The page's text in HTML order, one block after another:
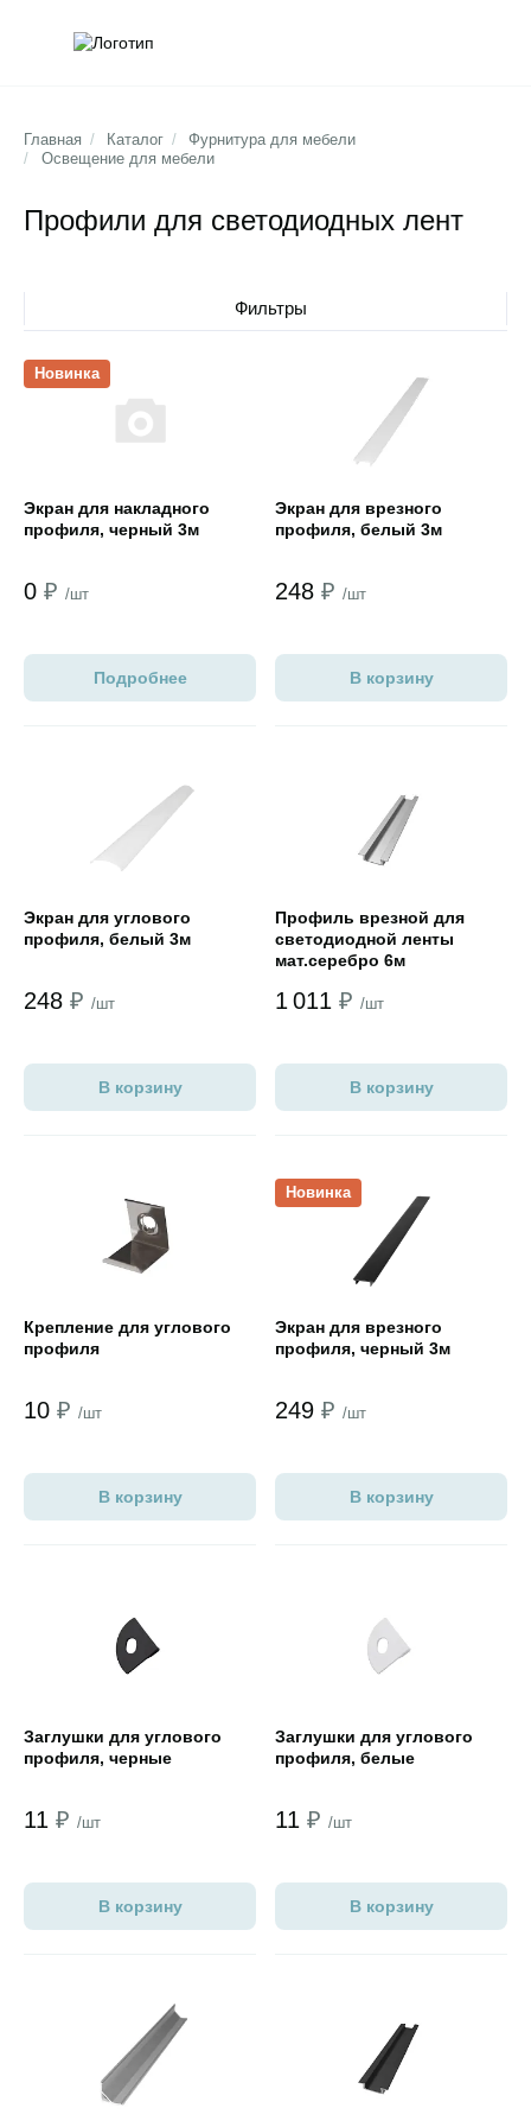
Главная / Каталог /
Фурнитура для мебели
/
Освещение для мебели
Профили для светодиодных лент
Фильтры
Новинка
Экран для накладного
профиля, черный 3м
0 ₽ /шт
Открыть товар
Подробнее
Экран для врезного
профиля, белый 3м
248 ₽ /шт
В корзину
Экран для углового
профиля, белый 3м
248 ₽ /шт
В корзину
Профиль врезной для
светодиодной ленты
мат.серебро 6м
1 011 ₽ /шт
В корзину
Крепление для углового
профиля
10 ₽ /шт
В корзину
Новинка
Экран для врезного
профиля, черный 3м
249 ₽ /шт
Открыть товар
В корзину
Заглушки для углового
профиля, черные
11 ₽ /шт
В корзину
Заглушки для углового
профиля, белые
11 ₽ /шт
В корзину